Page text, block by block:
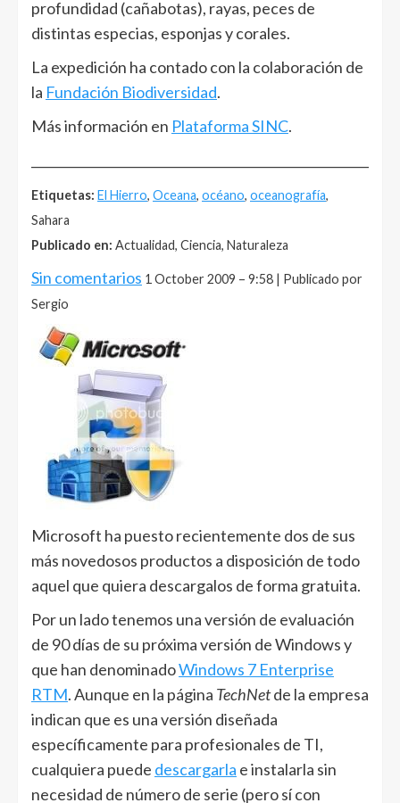
profundidad (cañabotas), rayas, peces de
distintas especias, esponjas y corales.
La expedición ha contado con la colaboración de
la Fundación Biodiversidad.
Más información en Plataforma SINC.
Etiquetas: El Hierro, Oceana, océano, oceanografía,
Sahara
Publicado en: Actualidad, Ciencia, Naturaleza
Sin comentarios 1 October 2009 – 9:58 | Publicado por
Sergio
Microsoft ha puesto recientemente dos de sus
más novedosos productos a disposición de todo
aquel que quiera descargalos de forma gratuita.
Por un lado tenemos una versión de evaluación
de 90 días de su próxima versión de Windows y
que han denominadoWindows 7 Enterprise
RTM. Aunque en la página TechNetde la empresa
indican que es una versión diseñada
específicamente para profesionales de TI,
cualquiera puede descargarla e instalarla sin
necesidad de número de serie (pero sí con